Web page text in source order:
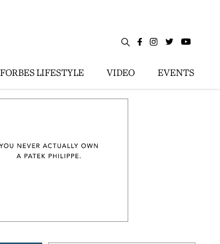
FORBES LIFESTYLE VIDEO EVENTS